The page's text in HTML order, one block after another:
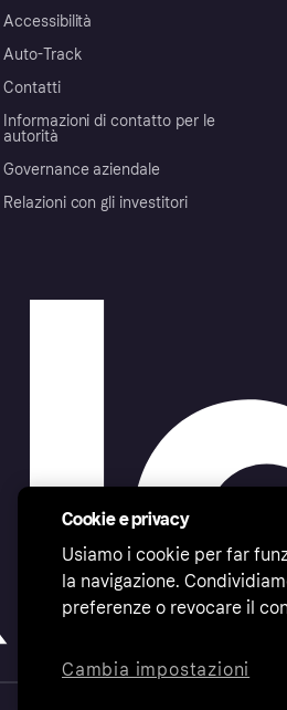
Accessibilità
Auto-Track
Contatti
Informazioni di contatto per le
autorità
Governance aziendale
Relazioni con gli investitori
Cookie e privacy
Usiamo i cookie per far
la navigazione.
preferenze o revocare il
Cambia impostazioni